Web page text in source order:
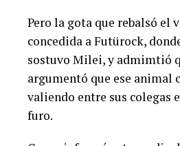
Pero la gota que rebalsó el
concedida a Futürock,
sostuvo Milei, y admimtió
argumentó que ese animal
valiendo entre sus colegas
furo.